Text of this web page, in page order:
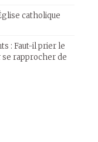
catholique
: Faut-il prier le
rapprocher de